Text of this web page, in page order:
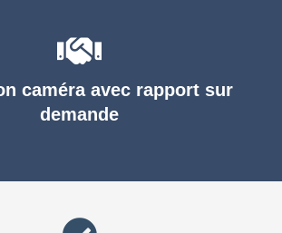
caméra avec rapport sur
demande